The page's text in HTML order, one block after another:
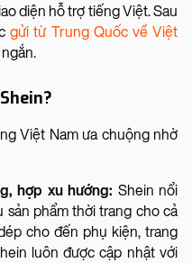
diện hỗ trợ tiếng Việt. Sau
gửi từ Trung Quốc về Việt
Việt Nam ưa chuộng nhờ
hợp xu hướng: Shein nổi
phẩm thời trang cho cả
cho đến phụ kiện, trang
luôn được cập nhật với